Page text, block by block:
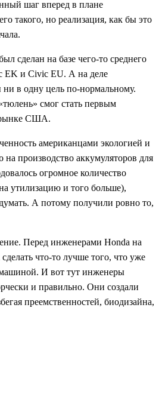
шаг вперед в плане
такого, но реализация, как бы это
сделан на базе чего-то среднего
EK и Civic EU. А на деле
в одну цель по-нормальному.
смог стать первым
рынке США.
американцами экологией и
производство аккумуляторов для
огромное количество
утилизацию и того больше),
А потому получили ровно то,
Перед инженерами Honda на
сделать что-то лучше того, что уже
И вот тут инженеры
и правильно. Они создали
преемственностей, биодизайна,